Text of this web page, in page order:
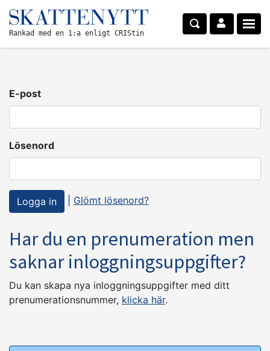
Rankad med en 1:a enligt CRIStin
E-post
Lösenord
Glömt lösenord?
Har du en prenumeration men
saknar inloggningsuppgifter?
Du kan skapa nya inloggningsuppgifter med ditt
prenumerationsnummer, klicka här.